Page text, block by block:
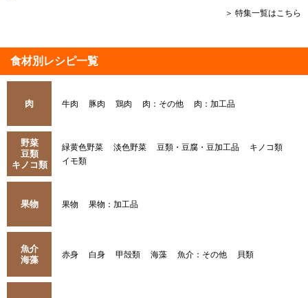
＞ 特集一覧はこちら
食材別レシピ一覧
肉 牛肉 豚肉 鶏肉 肉：その他 肉：加工品
野菜
豆類
キノコ類
緑黄色野菜 淡色野菜 豆類・豆腐・豆加工品
キノコ類
イモ類
果物 果物 果物：加工品
魚介
海藻
赤身 白身 甲殻類 海藻 魚介：その他 貝類